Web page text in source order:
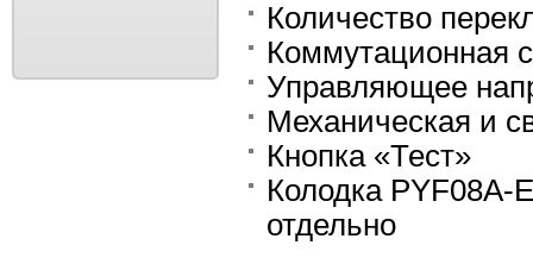
Количество
Коммутационная
Управляющее
Механическая и
Кнопка «Тест»
Колодка PYF08A-
отдельно